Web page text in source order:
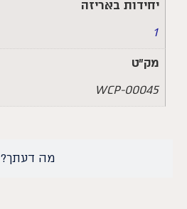
מה דעתך?
יחידות באריזה
1
מק״ט
WCP-00045